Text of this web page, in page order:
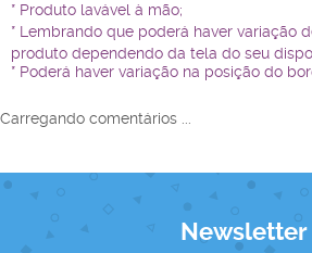
* Produto lavável à mão;
* Lembrando que poderá haver variação
produto dependendo da tela do seu
* Poderá haver variação na posição do
Carregando comentários ...
Newsletter